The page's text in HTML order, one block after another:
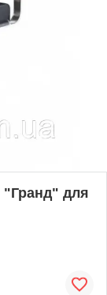
"Гранд" для